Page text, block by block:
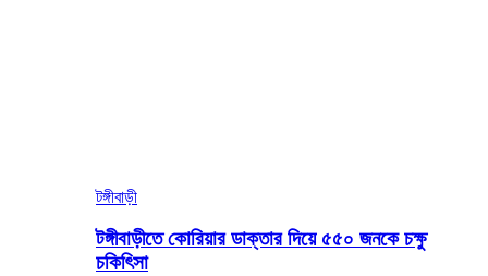
টঙ্গীবাড়ী
টঙ্গীবাড়ীতে কোরিয়ার ডাক্তার দিয়ে ৫৫০ জনকে চক্ষু
চকিৎিসা